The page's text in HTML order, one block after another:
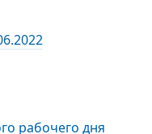
рабочего дня